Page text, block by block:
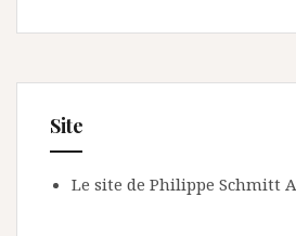
Site
Le site de Philippe Schmitt